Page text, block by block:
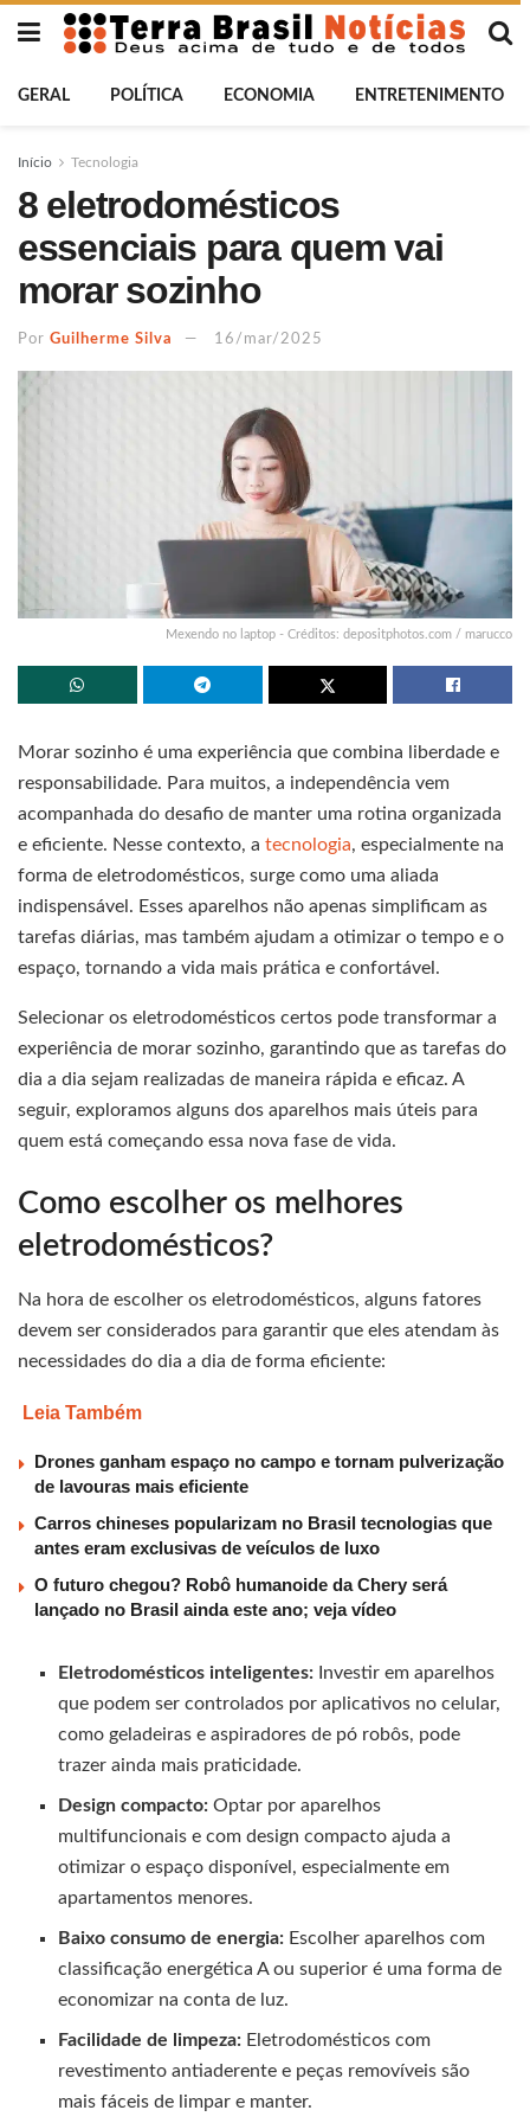
GERAL POLÍTICA ECONOMIA ENTRETENIMENTO
Início Tecnologia
8 eletrodomésticos
essenciais para quem vai
morar sozinho
Por Guilherme Silva 16/mar/2025
Mexendo no laptop - Créditos: depositphotos.com / marucco
Morar sozinho é uma experiência que combina liberdade e
responsabilidade. Para muitos, a independência vem
acompanhada do desafio de manter uma rotina organizada
e eficiente. Nesse contexto, a tecnologia, especialmente na
forma de eletrodomésticos, surge como uma aliada
indispensável. Esses aparelhos não apenas simplificam as
tarefas diárias, mas também ajudam a otimizar o tempo e o
espaço, tornando a vida mais prática e confortável.
Selecionar os eletrodomésticos certos pode transformar a
experiência de morar sozinho, garantindo que as tarefas do
dia a dia sejam realizadas de maneira rápida e eficaz. A
seguir, exploramos alguns dos aparelhos mais úteis para
quem está começando essa nova fase de vida.
Como escolher os melhores
eletrodomésticos?
Na hora de escolher os eletrodomésticos, alguns fatores
devem ser considerados para garantir que eles atendam às
necessidades do dia a dia de forma eficiente:
Leia Também
Drones ganham espaço no campo e tornam pulverização
de lavouras mais eficiente
Carros chineses popularizam no Brasil tecnologias que
antes eram exclusivas de veículos de luxo
O futuro chegou? Robô humanoide da Chery será
lançado no Brasil ainda este ano; veja vídeo
Eletrodomésticos inteligentes: Investir em aparelhos
que podem ser controlados por aplicativos no celular,
como geladeiras e aspiradores de pó robôs, pode
trazer ainda mais praticidade.
Design compacto: Optar por aparelhos
multifuncionais e com design compacto ajuda a
otimizar o espaço disponível, especialmente em
apartamentos menores.
Baixo consumo de energia: Escolher aparelhos com
classificação energética A ou superior é uma forma de
economizar na conta de luz.
Facilidade de limpeza: Eletrodomésticos com
revestimento antiaderente e peças removíveis são
mais fáceis de limpar e manter.